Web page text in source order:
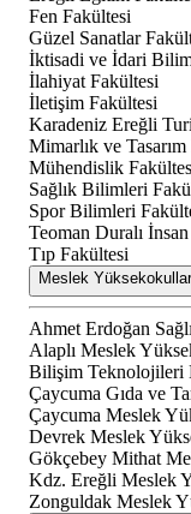
Fen Fakültesi
Güzel Sanatlar
İktisadi ve İdari
İlahiyat Fakültesi
İletişim Fakültesi
Karadeniz Ereğli
Mimarlık ve
Mühendislik
Sağlık Bilimleri
Spor Bilimleri
Teoman Duralı
Tıp Fakültesi
Meslek
Ahmet Erdoğan
Alaplı Meslek
Bilişim Teknolojileri
Çaycuma Gıda ve
Çaycuma Meslek
Devrek Meslek
Gökçebey Mithat
Kdz. Ereğli Meslek
Zonguldak Meslek